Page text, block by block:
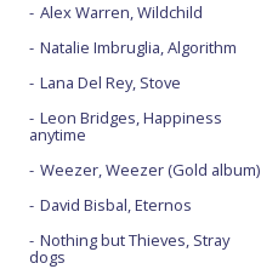
Alex Warren, Wildchild
Natalie Imbruglia, Algorithm
Lana Del Rey, Stove
Leon Bridges, Happiness
anytime
Weezer, Weezer (Gold album)
David Bisbal, Eternos
Nothing but Thieves, Stray
dogs